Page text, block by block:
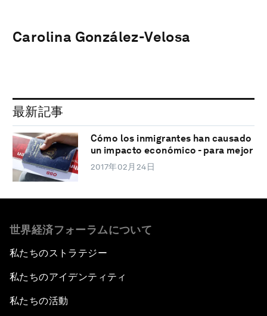
Carolina González-Velosa
最新記事
Cómo los inmigrantes han causado
un impacto económico - para mejor
2017年02月24日
世界経済フォーラムについて
私たちのストラテジー
私たちのアイデンティティ
私たちの活動